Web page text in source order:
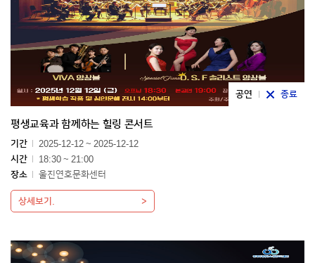
공연 종료
평생교육과 함께하는 힐링 콘서트
기간
2025-12-12 ~ 2025-12-12
시간
18:30 ~ 21:00
장소
울진연호문화센터
상세보기.